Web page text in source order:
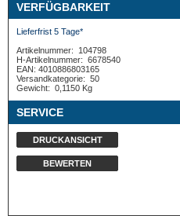
VERFÜGBARKEIT
Lieferfrist 5 Tage*
Artikelnummer:
104798
H-Artikelnummer: 6678540
EAN: 4010886803165
Versandkategorie: 50
Gewicht: 0,1150 Kg
SERVICE
DRUCKANSICHT
BEWERTEN